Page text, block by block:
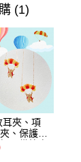
(1)
耳夾、項
、保護膠
單備註商
改的飾品